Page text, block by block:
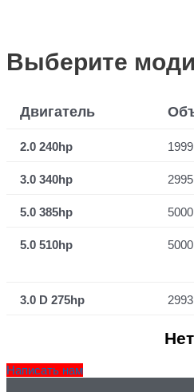
Выберите
Двигатель
2.0 240hp
3.0 340hp
5.0 385hp
5.0 510hp
3.0 D 275hp
Написать нам